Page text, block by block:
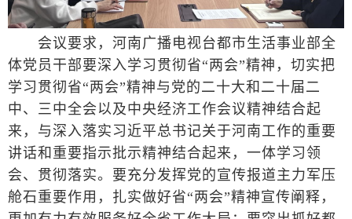
会议要求，河南广播电视台都市生活事业部全
体党员干部要深入学习贯彻省“两会”精神，切实把
学习贯彻省“两会”精神与党的二十大和二十届二
中、三中全会以及中央经济工作会议精神结合起
来，与深入落实习近平总书记关于河南工作的重要
讲话和重要指示批示精神结合起来，一体学习领
会、贯彻落实。要充分发挥党的宣传报道主力军压
舱石重要作用，扎实做好省“两会”精神宣传阐释，